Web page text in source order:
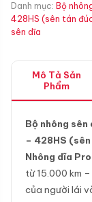
Danh mục: Bộ
428HS (sên tán
sên dĩa
Mô Tả Sản
Phẩm
Bộ nhông
– 428HS
Nhông dĩa
từ 15.000 km
của người lái